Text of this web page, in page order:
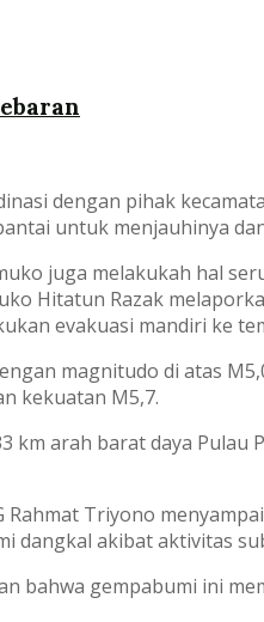
dengan pihak
untuk menjauhinya
juga melakukah hal
Hitatun Razak
evakuasi mandiri ke
magnitudo di atas
kekuatan M5,7.
arah barat daya Pulau
Rahmat Triyono
dangkal akibat aktivitas
bahwa gempabumi ini